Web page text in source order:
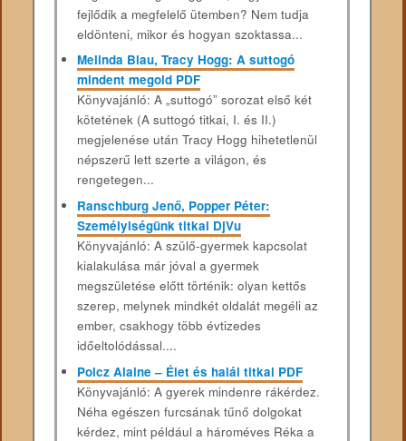
fejlődik a megfelelő ütemben? Nem tudja
eldönteni, mikor és hogyan szoktassa...
Melinda Blau, Tracy Hogg: A suttogó
mindent megold PDF
Könyvajánló: A „suttogó” sorozat első két
kötetének (A suttogó titkai, I. és II.)
megjelenése után Tracy Hogg hihetetlenül
népszerű lett szerte a világon, és
rengetegen...
Ranschburg Jenő, Popper Péter:
Személyiségünk titkai DjVu
Könyvajánló: A szülő-gyermek kapcsolat
kialakulása már jóval a gyermek
megszületése előtt történik: olyan kettős
szerep, melynek mindkét oldalát megéli az
ember, csakhogy több évtizedes
időeltolódással....
Polcz Alaine – Élet és halál titkai PDF
Könyvajánló: A gyerek mindenre rákérdez.
Néha egészen furcsának tűnő dolgokat
kérdez, mint például a hároméves Réka a